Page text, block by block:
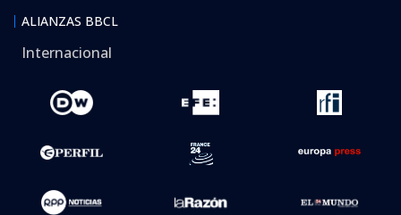
ALIANZAS BBCL
Internacional